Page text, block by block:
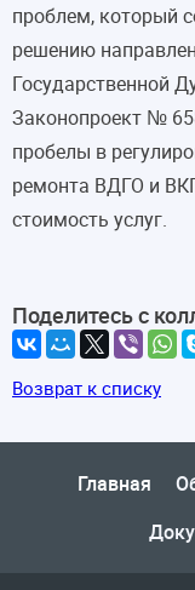
проблем, который
решению
Государственной
Законопроект №
пробелы в
ремонта ВДГО и
стоимость услуг.
Поделитесь с
Возврат к списку
Главная